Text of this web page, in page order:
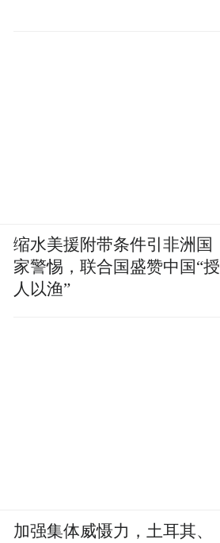
缩水美援附带条件引非洲国
家警惕，联合国盛赞中国“授
人以渔”
加强集体威慑力，土耳其、